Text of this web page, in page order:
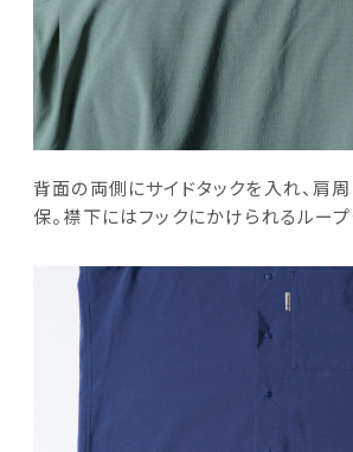
背面の両側にサイドタックを入れ、肩
保。襟下にはフックにかけられるルー